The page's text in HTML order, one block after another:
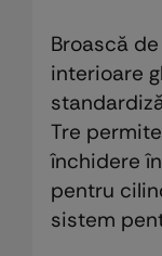
Broască
interioare
Tre
închidere
pentru
sistem